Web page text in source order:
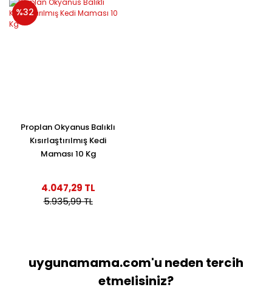
%32
Proplan Okyanus Balıklı
Kısırlaştırılmış Kedi
Maması 10 Kg
4.047,29 TL
5.935,99 TL
uygunamama.com'u neden tercih
etmelisiniz?